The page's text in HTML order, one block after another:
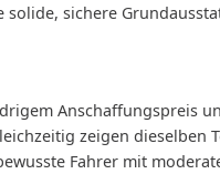
sichere
Anschaffungspreis
zeigen
Fahrer mit